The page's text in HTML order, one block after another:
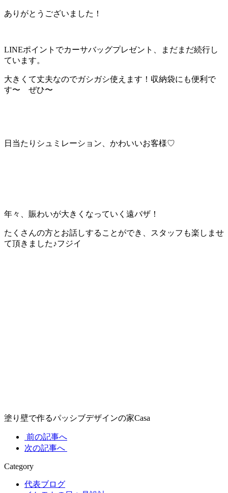
ありがとうございました！
LINEポイントでカーサバッグプレゼント、まだまだ続行し
ています。
大きくて丈夫なのでガシガシ使えます！収納袋にも便利で
す〜 ぜひ〜
日当たりシュミレーション、かわいいお客様♡
年々、賑わいが大きくなっていく遠バザ！
たくさんの方とお話しすることができ、スタッフも楽しませ
て頂きました♪フジイ
塗り壁で作るパッシブデザインの家Casa
前の記事へ
次の記事へ
Category
代表ブログ